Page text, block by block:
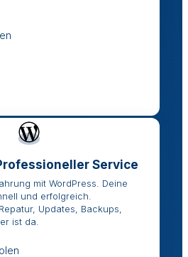
Service
mit WordPress. Deine
und erfolgreich.
Updates, Backups,
ist da.